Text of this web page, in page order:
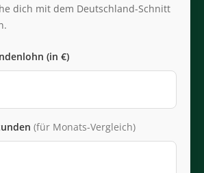
dich mit dem Deutschland-Schnitt
(in €)
(für Monats-Vergleich)